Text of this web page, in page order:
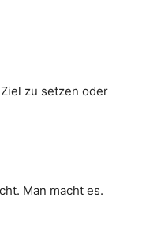
zu setzen oder
Man macht es.